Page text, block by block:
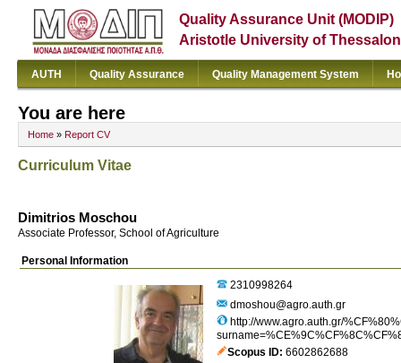
Quality Assurance Unit (MODIP)
Aristotle University of
AUTH Quality Assurance Quality Management System
You are here
Home » Report CV
Curriculum Vitae
Dimitrios Moschou
Associate Professor, School of Agriculture
Personal Information
2310998264
dmoshou@agro.auth.gr
http://www.agro.auth.gr/
Scopus ID 6602862688